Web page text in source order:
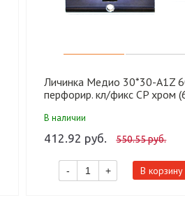
Личинка Медио 30*30-A1Z
перфорир. кл/фикс CP хром
В наличии
412.92 руб. 550.55 руб.
- + В корзину